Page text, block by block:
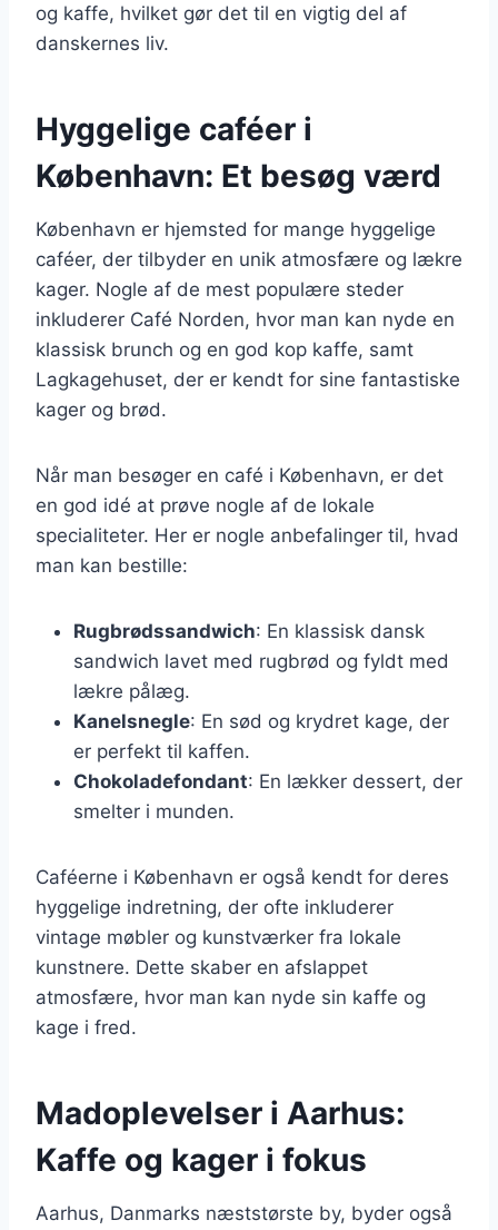
og kaffe, hvilket gør det til en vigtig del af
danskernes liv.
Hyggelige caféer i
København: Et besøg værd
København er hjemsted for mange hyggelige
caféer, der tilbyder en unik atmosfære og lækre
kager. Nogle af de mest populære steder
inkluderer Café Norden, hvor man kan nyde en
klassisk brunch og en god kop kaffe, samt
Lagkagehuset, der er kendt for sine fantastiske
kager og brød.
Når man besøger en café i København, er det
en god idé at prøve nogle af de lokale
specialiteter. Her er nogle anbefalinger til, hvad
man kan bestille:
Rugbrødssandwich: En klassisk dansk
sandwich lavet med rugbrød og fyldt med
lækre pålæg.
Kanelsnegle: En sød og krydret kage, der
er perfekt til kaffen.
Chokoladefondant: En lækker dessert, der
smelter i munden.
Caféerne i København er også kendt for deres
hyggelige indretning, der ofte inkluderer
vintage møbler og kunstværker fra lokale
kunstnere. Dette skaber en afslappet
atmosfære, hvor man kan nyde sin kaffe og
kage i fred.
Madoplevelser i Aarhus:
Kaffe og kager i fokus
Aarhus, Danmarks næststørste by, byder også